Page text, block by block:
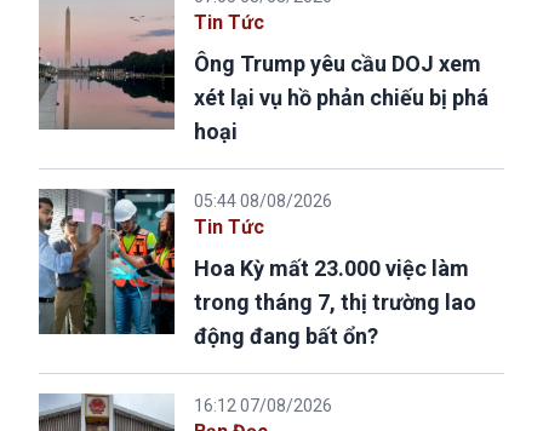
Tin Tức
Ông Trump yêu cầu DOJ xem
xét lại vụ hồ phản chiếu bị phá
hoại
05:44 08/08/2026
Tin Tức
Hoa Kỳ mất 23.000 việc làm
trong tháng 7, thị trường lao
động đang bất ổn?
16:12 07/08/2026